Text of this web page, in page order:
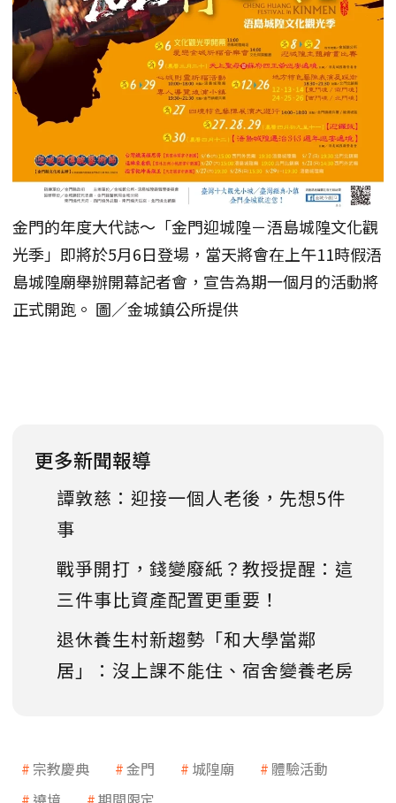
金門的年度大代誌～「金門迎城隍－浯島城隍文化觀
光季」即將於5月6日登場，當天將會在上午11時假浯
島城隍廟舉辦開幕記者會，宣告為期一個月的活動將
正式開跑。 圖／金城鎮公所提供
更多新聞報導
譚敦慈：迎接一個人老後，先想5件
事
戰爭開打，錢變廢紙？教授提醒：這
三件事比資產配置更重要！
退休養生村新趨勢「和大學當鄰
居」：沒上課不能住、宿舍變養老房
宗教慶典 金門 城隍廟
體驗活動